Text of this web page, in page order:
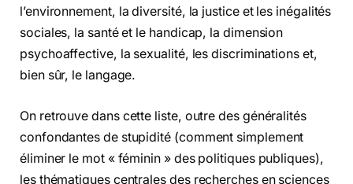
l’environnement, la diversité, la justice et les inégalités
sociales, la santé et le handicap, la dimension
psychoaffective, la sexualité, les discriminations et,
bien sûr, le langage.
On retrouve dans cette liste, outre des généralités
confondantes de stupidité (comment simplement
éliminer le mot « féminin » des politiques publiques),
les thématiques centrales des recherches en sciences